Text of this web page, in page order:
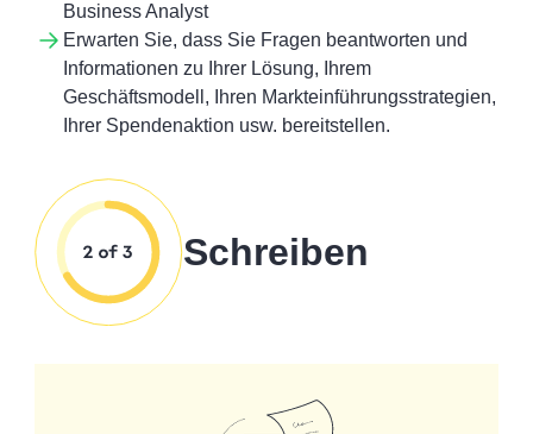
Business Analyst
Erwarten Sie, dass Sie Fragen beantworten und
Informationen zu Ihrer Lösung, Ihrem
Geschäftsmodell, Ihren Markteinführungsstrategien,
Ihrer Spendenaktion usw. bereitstellen.
Schreiben